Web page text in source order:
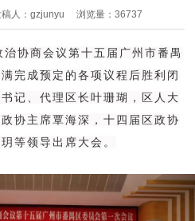
稿人：gzjunyu 浏览量：36737
协商会议第十五届广州市番禺
完成预定的各项议程后胜利闭
记、代理区长叶珊瑚，区人大
协主席覃海深，十四届区政协
等领导出席大会。